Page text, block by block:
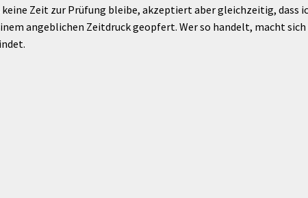
Zeit zur Prüfung bleibe, akzeptiert aber gleichzeitig, dass
angeblichen Zeitdruck geopfert. Wer so handelt, macht